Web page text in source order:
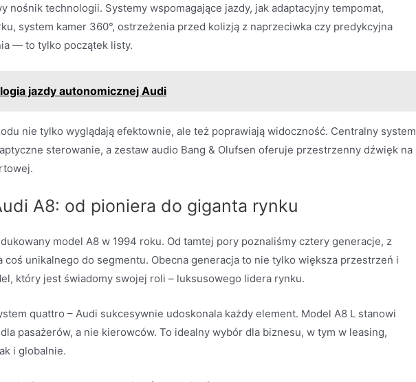
nośnik technologii. Systemy wspomagające jazdy, jak adaptacyjny tempomat,
system kamer 360°, ostrzeżenia przed kolizją z naprzeciwka czy predykcyjna
— to tylko początek listy.
jazdy autonomicznej Audi
nie tylko wyglądają efektownie, ale też poprawiają widoczność. Centralny system
sterowanie, a zestaw audio Bang & Olufsen oferuje przestrzenny dźwięk na
A8: od pioniera do giganta rynku
model A8 w 1994 roku. Od tamtej pory poznaliśmy cztery generacje, z
coś unikalnego do segmentu. Obecna generacja to nie tylko większa przestrzeń i
który jest świadomy swojej roli – luksusowego lidera rynku.
quattro – Audi sukcesywnie udoskonala każdy element. Model A8 L stanowi
pasażerów, a nie kierowców. To idealny wybór dla biznesu, w tym w leasing,
i globalnie.